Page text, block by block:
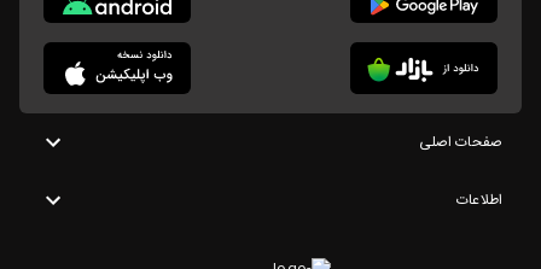
صفحات اصلی
اطلاعات